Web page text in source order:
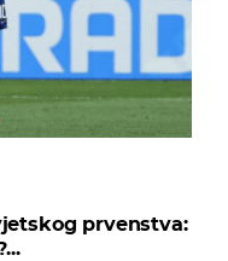
prvenstva: